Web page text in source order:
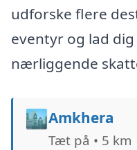
udforske flere
eventyr og lad
nærliggende
🏙️Amkhera
Tæt på • 5 km